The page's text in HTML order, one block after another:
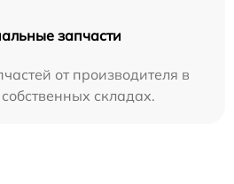
запчасти
от производителя в
складах.